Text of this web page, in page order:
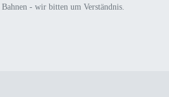
- wir bitten um Verständnis.